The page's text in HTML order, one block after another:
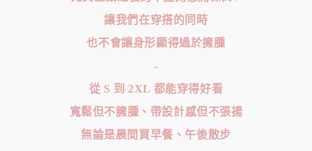
讓我們在穿搭的同時
也不會讓身形顯得過於擁腫
-
從 S 到 2XL 都能穿得好看
寬鬆但不臃腫、帶設計感但不張揚
無論是晨間買早餐、午後散步